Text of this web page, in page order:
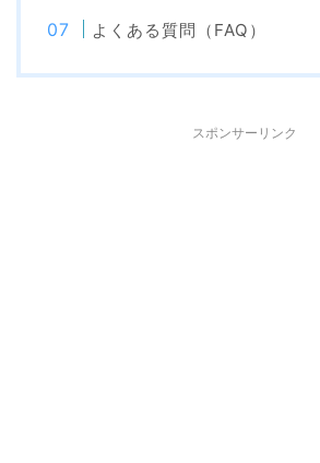
よくある質問（FAQ）
スポンサーリンク